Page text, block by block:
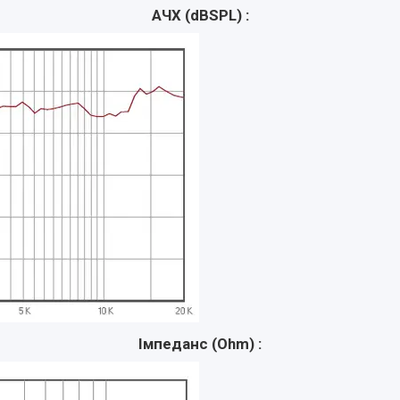
АЧХ (dBSPL) :
Імпеданс (Ohm) :